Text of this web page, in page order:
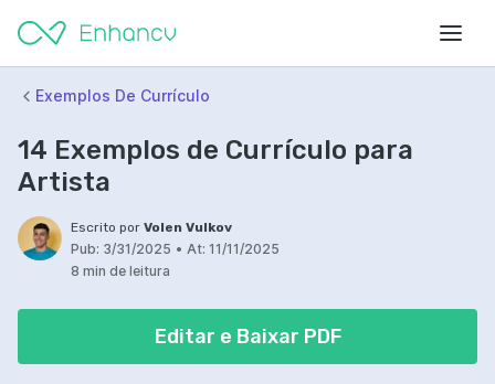
Exemplos De Currículo
14 Exemplos de Currículo para
Artista
Escrito por Volen Vulkov
Pub: 3/31/2025 • At: 11/11/2025
8 min de leitura
Editar e Baixar PDF